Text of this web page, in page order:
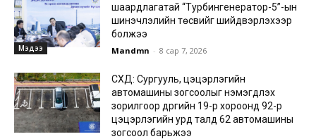
Мэдээ
шаардлагатай “Турбингенератор-5”-ын
шинэчлэлийн төсвийг шийдвэрлэхээр
болжээ
Mandmn - 8 сар 7, 2026
СХД: Сургууль, цэцэрлэгийн
автомашины зогсоолыг нэмэгдүүлэх
зорилгоор дүүргийн 19-р хороонд 92-р
цэцэрлэгийн урд талд 62 автомашины
зогсоол барьжээ